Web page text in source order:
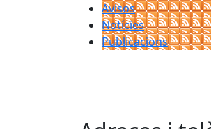
Avisos
Notícies
Publicacions